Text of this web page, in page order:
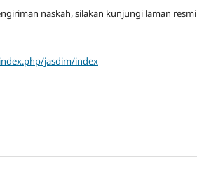
naskah, silakan kunjungi laman resmi
jasdim/index